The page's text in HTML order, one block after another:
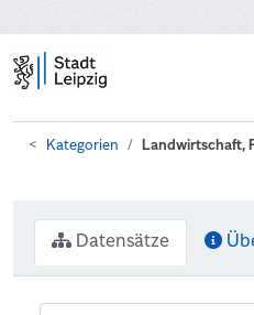
Kategorien Landwirtschaft,
Datensätze